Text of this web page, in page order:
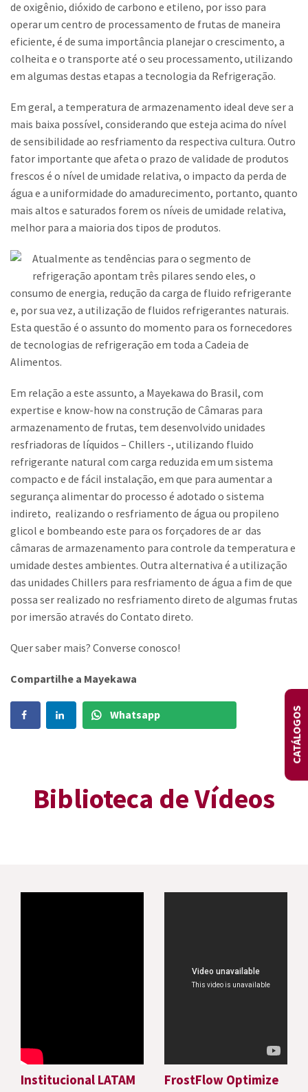
de oxigênio, dióxido de carbono e etileno, por isso para
operar um centro de processamento de frutas de maneira
eficiente, é de suma importância planejar o crescimento, a
colheita e o transporte até o seu processamento, utilizando
em algumas destas etapas a tecnologia da Refrigeração.
Em geral, a temperatura de armazenamento ideal deve ser a
mais baixa possível, considerando que esteja acima do nível
de sensibilidade ao resfriamento da respectiva cultura. Outro
fator importante que afeta o prazo de validade de produtos
frescos é o nível de umidade relativa, o impacto da perda de
água e a uniformidade do amadurecimento, portanto, quanto
mais altos e saturados forem os níveis de umidade relativa,
melhor para a maioria dos tipos de produtos.
Atualmente as tendências para o segmento de
refrigeração apontam três pilares sendo eles, o
consumo de energia, redução da carga de fluido refrigerante
e, por sua vez, a utilização de fluidos refrigerantes naturais.
Esta questão é o assunto do momento para os fornecedores
de tecnologias de refrigeração em toda a Cadeia de
Alimentos.
Em relação a este assunto, a Mayekawa do Brasil, com
expertise e know-how na construção de Câmaras para
armazenamento de frutas, tem desenvolvido unidades
resfriadoras de líquidos – Chillers -, utilizando fluido
refrigerante natural com carga reduzida em um sistema
compacto e de fácil instalação, em que para aumentar a
segurança alimentar do processo é adotado o sistema
indireto, realizando o resfriamento de água ou propileno
glicol e bombeando este para os forçadores de ar das
câmaras de armazenamento para controle da temperatura e
umidade destes ambientes. Outra alternativa é a utilização
das unidades Chillers para resfriamento de água a fim de que
possa ser realizado no resfriamento direto de algumas frutas
por imersão através do Contato direto.
Quer saber mais? Converse conosco!
Compartilhe a Mayekawa
Whatsapp
Biblioteca de Vídeos
Institucional LATAM FrostFlow Optimize
CATÁLOGOS